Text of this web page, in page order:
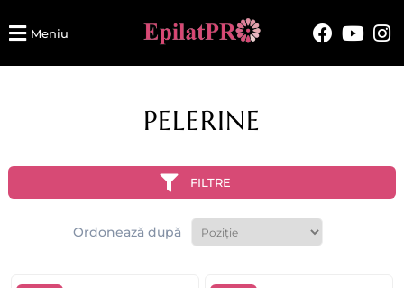
Meniu
PELERINE
FILTRE
Ordonează după